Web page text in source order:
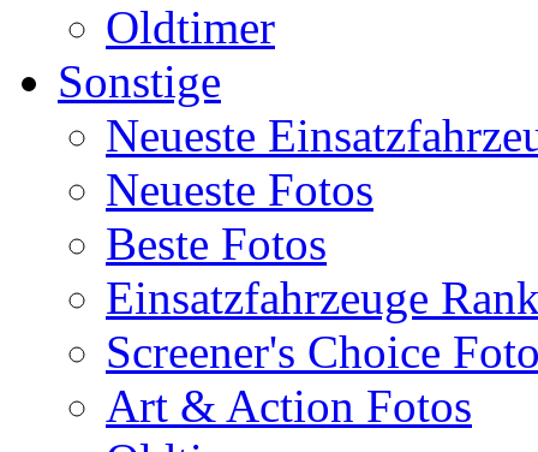
Oldtimer
Sonstige
Neueste
Neueste Fotos
Beste Fotos
Einsatzfahrzeuge
Screener's Choice
Art & Action Fotos